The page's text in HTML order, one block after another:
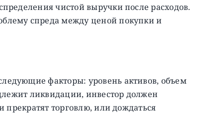
чистой выручки после расходов.
спреда между ценой покупки и
факторы: уровень активов, объем
ликвидации, инвестор должен
прекратят торговлю, или дождаться